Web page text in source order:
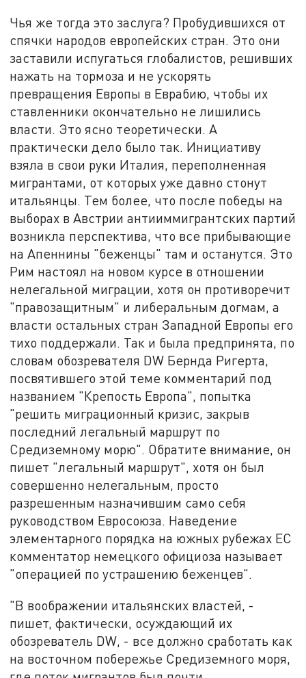
Чья же тогда это заслуга? Пробудившихся от
спячки народов европейских стран. Это они
заставили испугаться глобалистов, решивших
нажать на тормоза и не ускорять
превращения Европы в Еврабию, чтобы их
ставленники окончательно не лишились
власти. Это ясно теоретически. А
практически дело было так. Инициативу
взяла в свои руки Италия, переполненная
мигрантами, от которых уже давно стонут
итальянцы. Тем более, что после победы на
выборах в Австрии антииммигрантских партий
возникла перспектива, что все прибывающие
на Апеннины "беженцы" там и останутся. Это
Рим настоял на новом курсе в отношении
нелегальной миграции, хотя он противоречит
"правозащитным" и либеральным догмам, а
власти остальных стран Западной Европы его
тихо поддержали. Так и была предпринята, по
словам обозревателя DW Бернда Ригерта,
посвятившего этой теме комментарий под
названием "Крепость Европа", попытка
"решить миграционный кризис, закрыв
последний легальный маршрут по
Средиземному морю". Обратите внимание, он
пишет "легальный маршрут", хотя он был
совершенно нелегальным, просто
разрешенным назначившим само себя
руководством Евросоюза. Наведение
элементарного порядка на южных рубежах ЕС
комментатор немецкого официоза называет
"операцией по устрашению беженцев".
"В воображении итальянских властей, -
пишет, фактически, осуждающий их
обозреватель DW, - все должно сработать как
на восточном побережье Средиземного моря,